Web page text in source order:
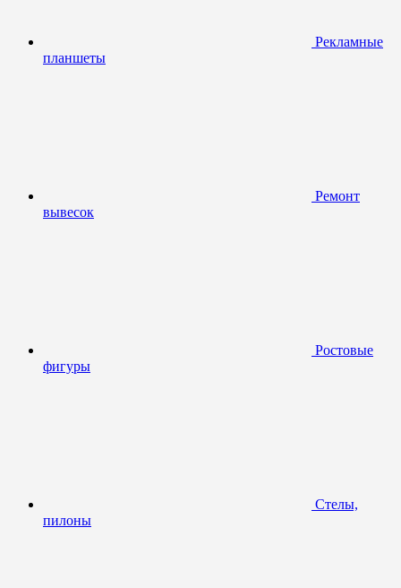
Рекламные
планшеты
Ремонт
вывесок
Ростовые
фигуры
Стелы,
пилоны